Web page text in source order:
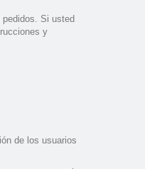
Si usted
y
de los usuarios